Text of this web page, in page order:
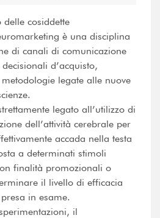
cosiddette
è una disciplina
di canali di comunicazione
d’acquisto,
legate alle nuove
legato all’utilizzo di
dell’attività cerebrale per
accada nella testa
a determinati stimoli
finalità promozionali o
il livello di efficacia
in esame.
il